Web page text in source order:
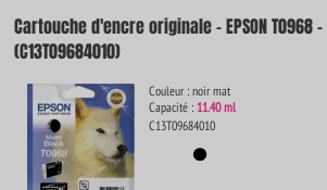
Cartouche d'encre originale - EPSON T0968
(C13T09684010)
Couleur : noir mat
Capacité : 11.40 ml
C13T09684010